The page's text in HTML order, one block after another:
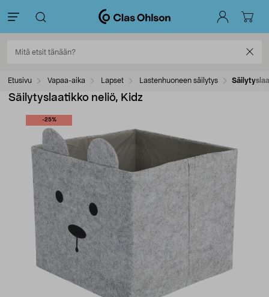
Etusivu Vapaa-aika Lapset Lastenhuoneen säilytys
Säilytyslaatikko neliö, Kidz
-25%